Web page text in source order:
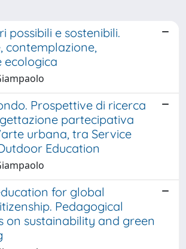
possibili e sostenibili.
contemplazione,
ecologica
Prospettive di ricerca
partecipativa
urbana, tra Service
Education
for global
Pedagogical
on sustainability and green